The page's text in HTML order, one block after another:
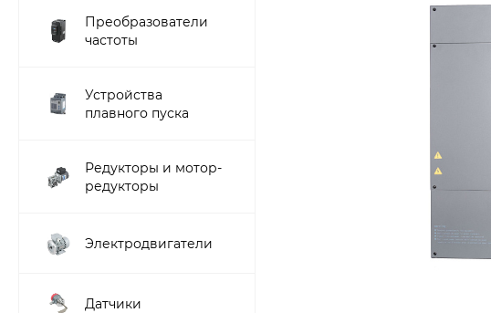
Преобразователи
частоты
Устройства
плавного пуска
Редукторы и мотор-
редукторы
Электродвигатели
Датчики